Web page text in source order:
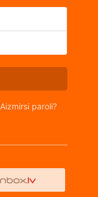
Aizmirsi paroli?